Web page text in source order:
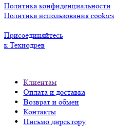
Политика конфиденциальности
Политика использования cookies
Присоединяйтесь
к Технодрев
Клиентам
Оплата и доставка
Возврат и обмен
Контакты
Письмо директору